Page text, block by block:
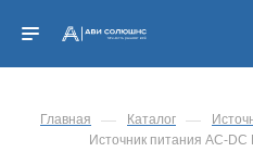
Главная — Каталог —
Источник питания AC-